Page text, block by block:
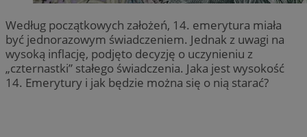
Według początkowych założeń, 14. emerytura miała
być jednorazowym świadczeniem. Jednak z uwagi na
wysoką inflację, podjęto decyzję o uczynieniu z
„czternastki” stałego świadczenia. Jaka jest wysokość
14. Emerytury i jak będzie można się o nią starać?